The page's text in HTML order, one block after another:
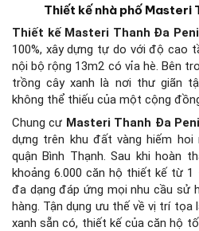
Thiết kế nhà phố Masteri
Thiết kế Masteri Thanh Đa
100%, xây dựng tự do với độ cao
nội bộ rộng 13m2 có vỉa hè. Bên
trồng cây xanh là nơi thư giãn
không thể thiếu của một cộng
Chung cư Masteri Thanh Đa
dựng trên khu đất vàng hiếm
quận Bình Thạnh. Sau khi hoàn
khoảng 6.000 căn hộ thiết kế từ
đa dạng đáp ứng mọi nhu cầu sử
hàng. Tận dụng ưu thế về vị trí tọa
xanh sẵn có, thiết kế của căn hộ